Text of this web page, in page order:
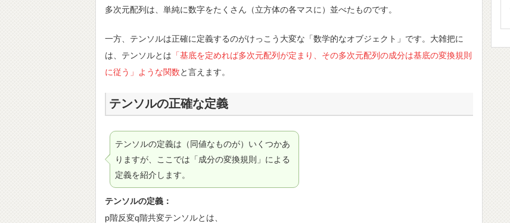
多次元配列は、単純に数字をたくさん（立方体の各マスに）並べたものです。
一方、テンソルは正確に定義するのがけっこう大変な「数学的なオブジェクト」です。大雑把に
は、テンソルとは 「基底を定めれば多次元配列が定まり、その多次元配列の成分は基底の変換規則
に従う」ような関数と言えます。
テンソルの正確な定義
テンソルの定義は（同値なものが）いくつかあ
りますが、ここでは「成分の変換規則」による
定義を紹介します。
テンソルの定義：
p階反変q階共変テンソルとは、